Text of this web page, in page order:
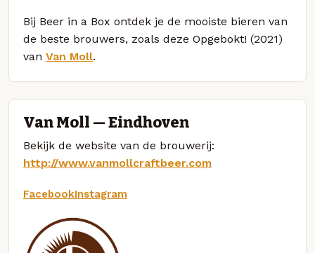
Bij Beer in a Box ontdek je de mooiste bieren van
de beste brouwers, zoals deze Opgebokt! (2021)
van Van Moll.
Van Moll — Eindhoven
Bekijk de website van de brouwerij:
http://www.vanmollcraftbeer.com
FacebookInstagram